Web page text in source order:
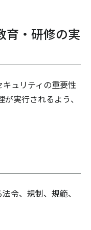
育・研修の実
ュリティの重要性
実行されるよう、
令、規制、規範、